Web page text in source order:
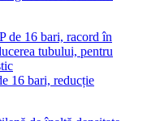
16 bari, reducție